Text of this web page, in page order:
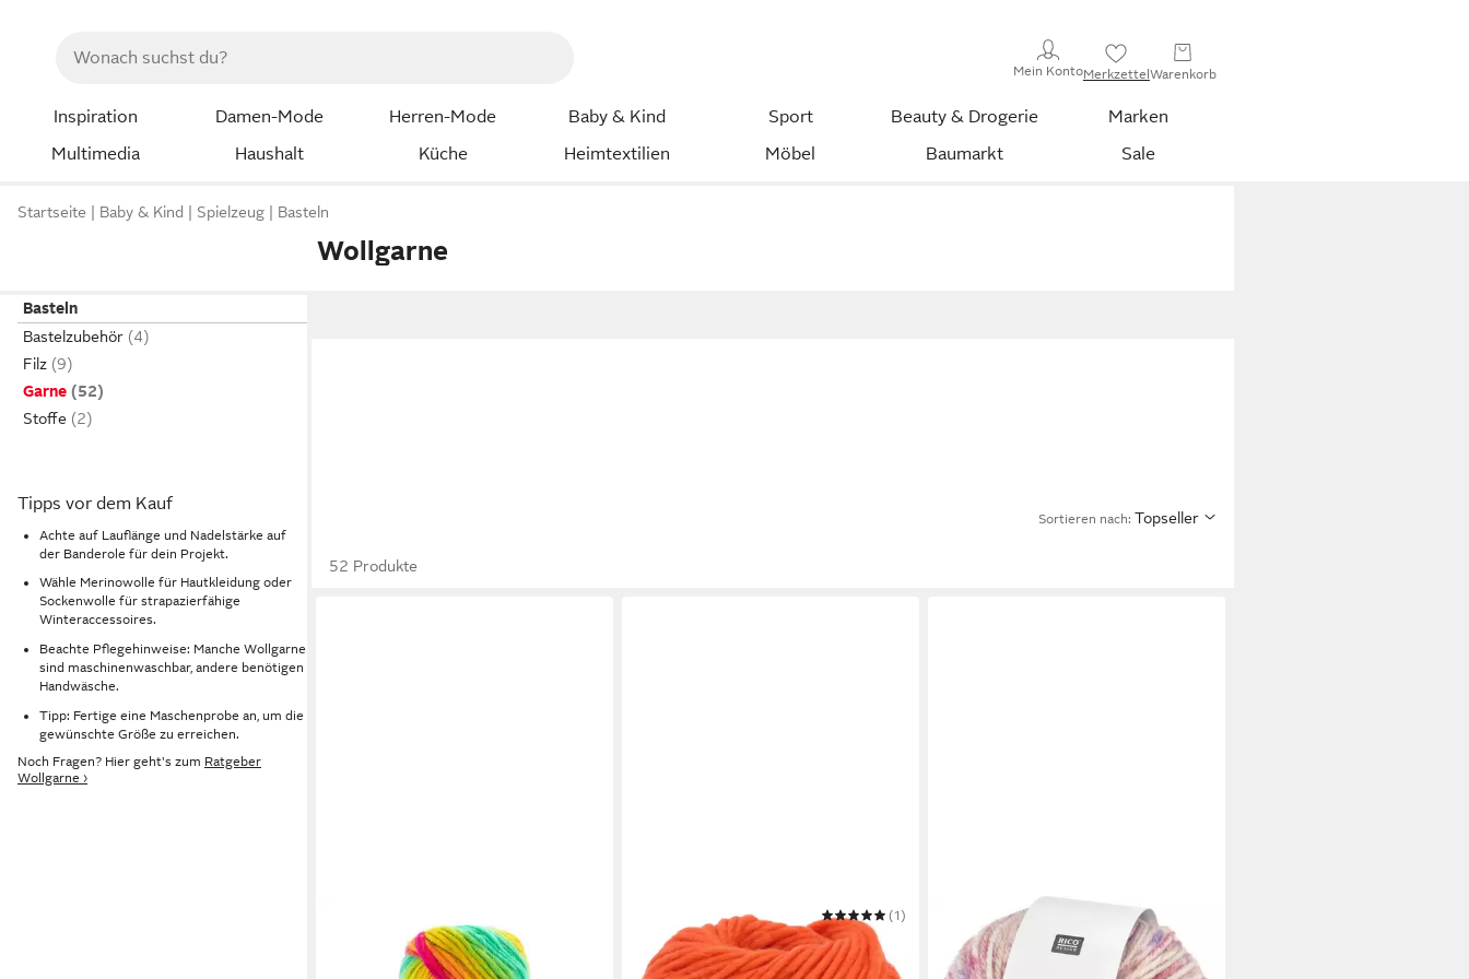
Mein KontoMerkzettelWarenkorb
Inspiration Damen-Mode Herren-Mode Baby & Kind Sport Beauty & Drogerie
Marken
Multimedia
Haushalt Küche Heimtextilien Möbel Baumarkt Sale
Startseite Baby & Kind Spielzeug Basteln
Wollgarne
Basteln
Bastelzubehör
Filz
Garne
Stoffe
Tipps vor dem Kauf
Achte auf Lauflänge und Nadelstärke auf
der Banderole für dein Projekt.
Wähle Merinowolle für Hautkleidung oder
Sockenwolle für strapazierfähige
Winteraccessoires.
Beachte Pflegehinweise: Manche Wollgarne
sind maschinenwaschbar, andere benötigen
Handwäsche.
Tipp: Fertige eine Maschenprobe an, um die
gewünschte Größe zu erreichen.
Noch Fragen? Hier geht's zum Ratgeber
Wollgarne ›
Sortieren nach: Topseller
52 Produkte
LANA GROSSA
Häkelwolle PER LEI GOTS
(1)
3,95 € UVP4,95 €
Häkelwolle Baby Merino Print
3,49 €